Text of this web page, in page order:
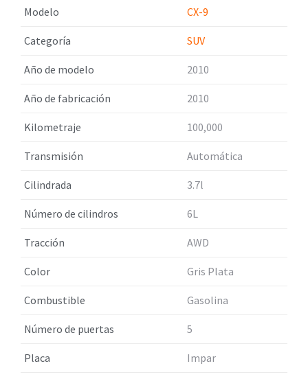
Modelo CX-9
Categoría SUV
Año de modelo 2010
Año de fabricación 2010
Kilometraje 100,000
Transmisión Automática
Cilindrada 3.7l
Número de cilindros 6L
Tracción AWD
Color Gris Plata
Combustible Gasolina
Número de puertas 5
Placa Impar